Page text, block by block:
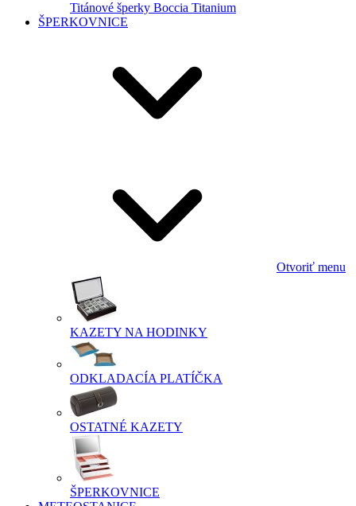
Titánové šperky Boccia Titanium
ŠPERKOVNICE
Otvoriť menu
KAZETY NA HODINKY
ODKLADACÍA PLATÍČKA
OSTATNÉ KAZETY
ŠPERKOVNICE